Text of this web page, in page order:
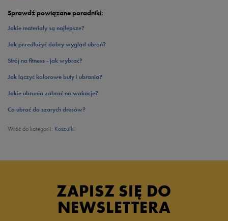
Sprawdź powiązane poradniki:
Jakie materiały są najlepsze?
Jak przedłużyć dobry wygląd ubrań?
Strój na fitness - jak wybrać?
Jak łączyć kolorowe buty i ubrania?
Jakie ubrania zabrać na wakacje?
Co ubrać do szarych dresów?
Wróć do kategorii: Koszulki
ZAPISZ SIĘ DO
NEWSLETTERA